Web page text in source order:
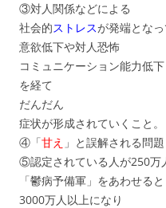
③対人関係などによる
社会的ストレスが発端となっ
意欲低下や対人恐怖
コミュニケーション能力低下
を経て
だんだん
症状が形成されていくこと。
④「甘え 」と誤解される問題
⑤認定されている人が250万
「鬱病予備軍」をあわせると
3000万人以上になり